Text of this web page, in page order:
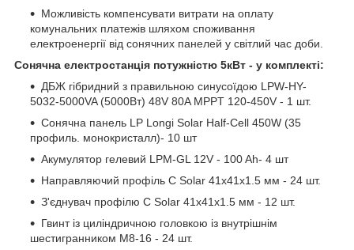
Можливість компенсувати витрати на оплату
комунальних платежів шляхом споживання
електроенергії від сонячних панелей у світлий час доби.
Сонячна електростанція потужністю 5кВт - у комплекті:
ДБЖ гібридний з правильною синусоїдою LPW-HY-
5032-5000VA (5000Вт) 48V 80A MPPT 120-450V - 1 шт.
Сонячна панель LP Longi Solar Half-Cell 450W (35
профиль. монокристалл)- 10 шт
Акумулятор гелевий LPM-GL 12V - 100 Ah- 4 шт
Направляючий профіль С Solar 41х41х1.5 мм - 24 шт.
З'єднувач профілю С Solar 41х41х1.5 мм - 12 шт.
Гвинт із циліндричною головкою із внутрішнім
шестигранником M8-16 - 24 шт.